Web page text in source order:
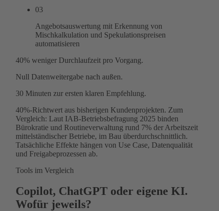
03
Angebotsauswertung mit Erkennung von
Mischkalkulation und Spekulationspreisen
automatisieren
40% weniger Durchlaufzeit pro Vorgang.
Null Datenweitergabe nach außen.
30 Minuten zur ersten klaren Empfehlung.
40%-Richtwert aus bisherigen Kundenprojekten. Zum
Vergleich: Laut IAB-Betriebsbefragung 2025 binden
Bürokratie und Routineverwaltung rund 7% der Arbeitszeit
mittelständischer Betriebe, im Bau überdurchschnittlich.
Tatsächliche Effekte hängen von Use Case, Datenqualität
und Freigabeprozessen ab.
Tools im Vergleich
Copilot, ChatGPT oder eigene KI.
Wofür jeweils?